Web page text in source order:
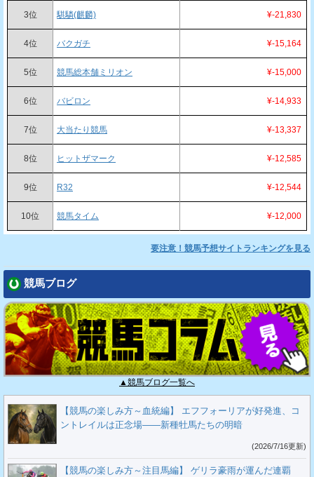
3位 騏驎(麒麟) ¥-21,830
4位 バクガチ ¥-15,164
5位 競馬総本舗ミリオン ¥-15,000
6位 バビロン ¥-14,933
7位 大当たり競馬 ¥-13,337
8位 ヒットザマーク ¥-12,585
9位 R32 ¥-12,544
10位 競馬タイム ¥-12,000
要注意！競馬予想サイトランキングを見る
競馬ブログ
▲競馬ブログ一覧へ
【競馬の楽しみ方～血統編】 エフフォーリアが好発進、コ
ントレイルは正念場――新種牡馬たちの明暗
(2026/7/16更新)
【競馬の楽しみ方～注目馬編】 ゲリラ豪雨が運んだ連覇